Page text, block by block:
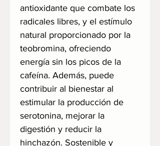
antioxidante que combate los
radicales libres, y el estímulo
natural proporcionado por la
teobromina, ofreciendo
energía sin los picos de la
cafeína. Además, puede
contribuir al bienestar al
estimular la producción de
serotonina, mejorar la
digestión y reducir la
hinchazón. Sostenible y